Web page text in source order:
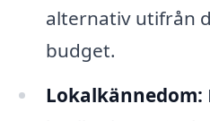
alternativ utifrån
budget.
Lokalkännedom: